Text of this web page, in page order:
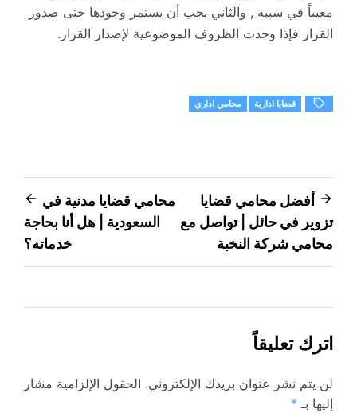
معيباً في سببه , والثاني يجب أن يستمر وجودها حتى صدور
القرار فإذا وجدت الظروف الموضوعية لإصدار القرار.
قضايا ادارية محامي اداري
تصفّح
المقالات
أفضل محامي قضايا
تزوير في حائل | تواصل مع
محامي شركة النخبة
محامي قضايا مدنية في
السعودية | هل أنا بحاجة
خدماته؟
اترك تعليقاً
لن يتم نشر عنوان بريدك الإلكتروني. الحقول الإلزامية مشار
إليها بـ *